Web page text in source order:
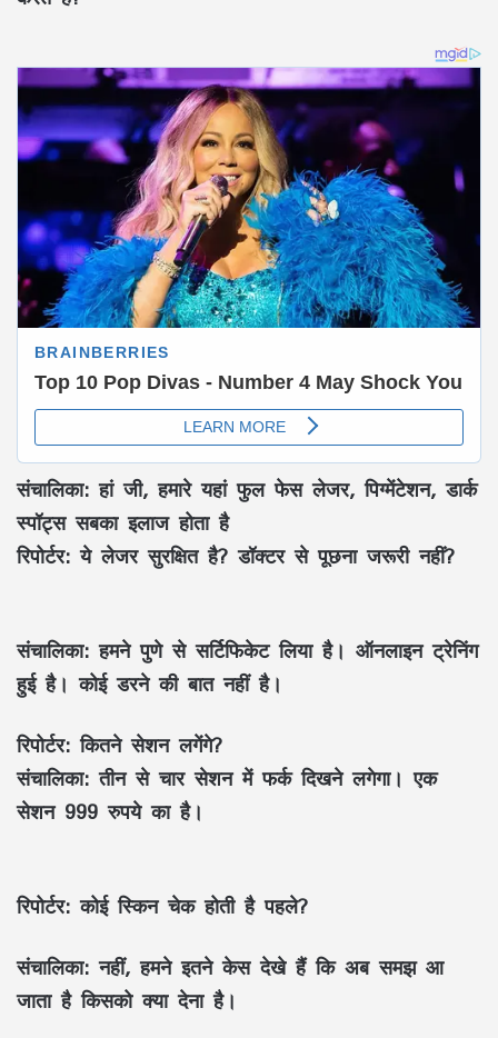
संचालिका: हां जी, हमारे यहां फुल फेस लेजर, पिग्मेंटेशन, डार्क
स्पॉट्स सबका इलाज होता है
रिपोर्टर: ये लेजर सुरक्षित है? डॉक्टर से पूछना जरूरी नहीं?
संचालिका:हमने पुणे से सर्टिफिकेट लिया है। ऑनलाइन ट्रेनिंग
हुई है। कोई डरने की बात नहीं है।
रिपोर्टर:कितने सेशन लगेंगे?
संचालिका: तीन से चार सेशन में फर्क दिखने लगेगा। एक
सेशन 999 रुपये का है।
रिपोर्टर:कोई स्किन चेक होती है पहले?
संचालिका: नहीं, हमने इतने केस देखे हैं कि अब समझ आ
जाता है किसको क्या देना है।